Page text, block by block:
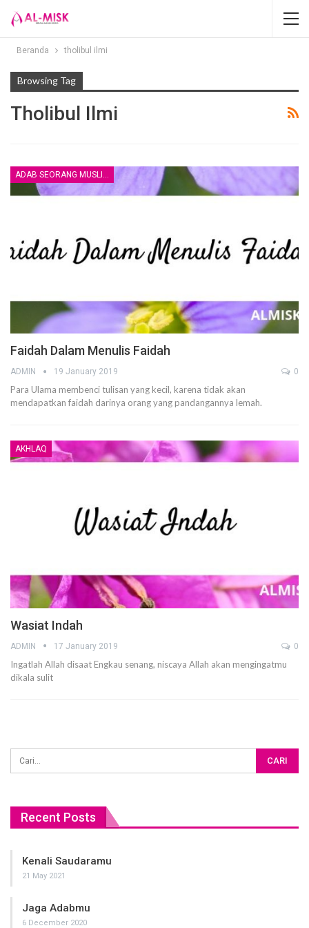
Beranda tholibul ilmi
Browsing Tag
Tholibul Ilmi
Faidah Dalam Menulis Faidah
ADMIN 19 January 2019 0
Para Ulama membenci tulisan yang kecil, karena tidak akan
mendapatkan faidah darinya orang yang pandangannya lemah.
AKHLAQ
Wasiat Indah
ADMIN 17 January 2019 0
Ingatlah Allah disaat Engkau senang, niscaya Allah akan mengingatmu
dikala sulit
Recent Posts
Kenali Saudaramu
21 May 2021
Jaga Adabmu
6 December 2020